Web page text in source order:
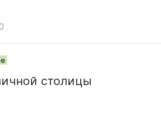
столицы